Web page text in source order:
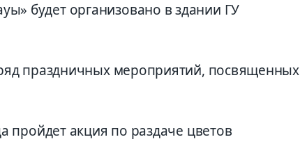
будет организовано в здании ГУ
праздничных мероприятий, посвященных
пройдет акция по раздаче цветов